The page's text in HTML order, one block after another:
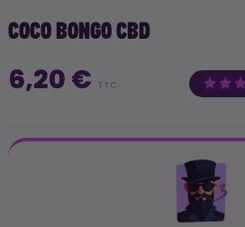
COCO BONGO CBD
6,20 € TTC